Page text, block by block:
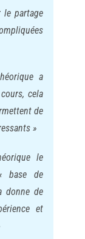
le partage
a
cela
de
»
le
base de
donne de
et